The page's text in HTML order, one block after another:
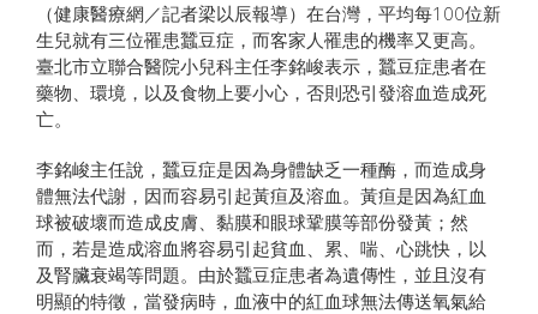
（健康醫療網／記者梁以辰報導）在台灣，平均每100位新
生兒就有三位罹患蠶豆症，而客家人罹患的機率又更高。
臺北市立聯合醫院小兒科主任李銘峻表示，蠶豆症患者在
藥物、環境，以及食物上要小心，否則恐引發溶血造成死
亡。
李銘峻主任說，蠶豆症是因為身體缺乏一種酶，而造成身
體無法代謝，因而容易引起黃疸及溶血。黃疸是因為紅血
球被破壞而造成皮膚、黏膜和眼球鞏膜等部份發黃；然
而，若是造成溶血將容易引起貧血、累、喘、心跳快，以
及腎臟衰竭等問題。由於蠶豆症患者為遺傳性，並且沒有
明顯的特徵，當發病時，血液中的紅血球無法傳送氧氣給